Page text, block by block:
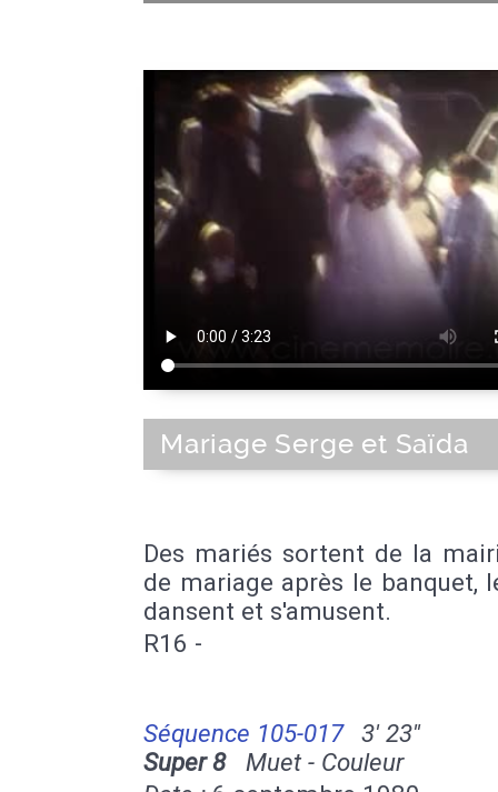
Mariage Serge et Saïda
Des mariés sortent de la
de mariage après le banquet,
dansent et s'amusent.
R16 -
Séquence 105-017
3' 23''
Super 8Muet - Couleur